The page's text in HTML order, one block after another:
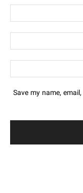
Save my name,